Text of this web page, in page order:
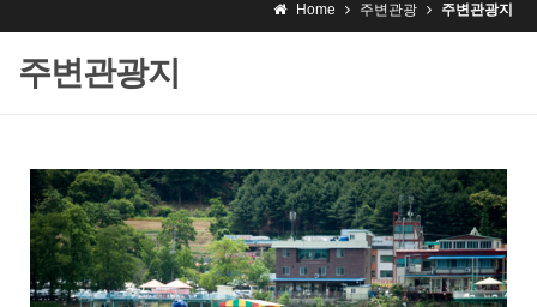
Home 주변관광 주변관광지
주변관광지